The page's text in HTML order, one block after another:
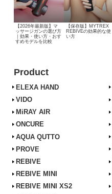
【2026年最新版】マ
ッサージガンの選び方
｜効果・使い方・おす
すめモデルを比較
【保存版】MYTREX
REBIVEの効果的な使
い方
Product
ELEXA HAND
VIDO
MiRAY AIR
ONCURE
AQUA QUTTO
PROVE
REBIVE
REBIVE MINI
REBIVE MINI XS2